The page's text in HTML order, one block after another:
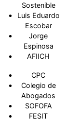
Sostenible
Luis Eduardo
Escobar
Jorge
Espinosa
AFIICH
CPC
Colegio de
Abogados
SOFOFA
FESIT